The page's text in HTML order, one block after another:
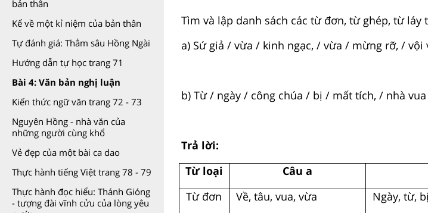
bản thân
Kể về một kỉ niệm của bản thân
Tự đánh giá: Thẳm sâu Hồng Ngài
Hướng dẫn tự học trang 71
Bài 4: Văn bản nghị luận
Kiến thức ngữ văn trang 72 - 73
Nguyên Hồng - nhà văn của
những người cùng khổ
Vẻ đẹp của một bài ca dao
Thực hành tiếng Việt trang 78 - 79
Thực hành đọc hiểu: Thánh Gióng
- tượng đài vĩnh cửu của lòng yêu
Tìm và lập danh sách các từ đơn, từ ghép, từ láy
a) Sứ giả / vừa / kinh ngạc, / vừa / mừng rỡ, / vội
b) Từ / ngày / công chúa / bị / mất tích, / nhà
Trả lời:
Từ loại
Câu a
Từ đơn
Về, tâu, vua, vừa
Ngày, từ, bị